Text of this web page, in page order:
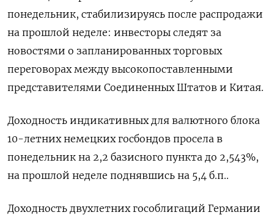
понедельник, стабилизируясь после распродажи
на прошлой неделе: инвесторы следят за
новостями о запланированных торговых
переговорах между высокопоставленными
представителями Соединенных Штатов и Китая.
Доходность индикативных для валютного блока
10-летних немецких госбондов просела в
понедельник на 2,2 базисного пункта до 2,543%,
на прошлой неделе поднявшись на 5,4 б.п..
Доходность двухлетних гособлигаций Германии